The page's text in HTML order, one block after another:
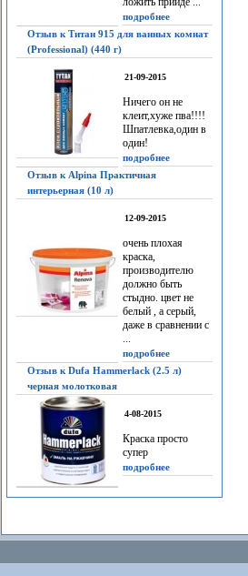
подробнее
Отзыв к Титан 915 для ванных комнат
(Professional) (440 г)
21-09-2015
Ничего он не
клеит,хуже пва!!!!
Шпатлевка,один в
один!
подробнее
Отзыв к Alpina Практичная
интерьерная (10 л)
12-09-2015
очень плохая
краска,
производителю
должно быть
стыдно. цвет не
белый , а серый,
даже в сравнении с
...
подробнее
Отзыв к Dufa Hammerlack (2.5 л)
черная молотковая
4-08-2015
Краска просто
супер
подробнее